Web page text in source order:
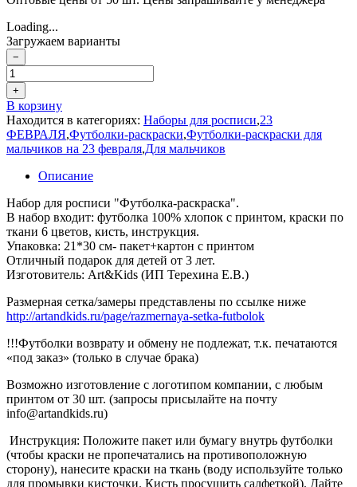
Loading...
Загружаем варианты
−
+
В корзину
Находится в категориях: Наборы для росписи,23
ФЕВРАЛЯ,Футболки-раскраски,Футболки-раскраски для
мальчиков на 23 февраля,Для мальчиков
Описание
Набор для росписи "Футболка-раскраска".
В набор входит: футболка 100% хлопок с принтом, краски по
ткани 6 цветов, кисть, инструкция.
Упаковка: 21*30 см- пакет+картон с принтом
Отличный подарок для детей от 3 лет.
Изготовитель: Art&Kids (ИП Терехина Е.В.)
Размерная сетка/замеры представлены по ссылке ниже
http://artandkids.ru/page/razmernaya-setka-futbolok
!!!Футболки возврату и обмену не подлежат, т.к. печатаются
«под заказ» (только в случае брака)
Возможно изготовление с логотипом компании, с любым
принтом от 30 шт. (запросы присылайте на почту
info@artandkids.ru)
Инструкция: Положите пакет или бумагу внутрь футболки
(чтобы краски не пропечатались на противоположную
сторону), нанесите краски на ткань (воду используйте только
для промывки кисточки. Кисть просушить салфеткой). Дайте